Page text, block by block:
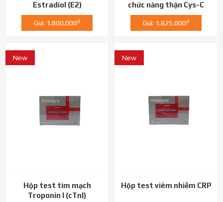
Estradiol (E2)
Giá: 1.800.000đ
chức năng thận Cys-C
Giá: 1.825.000đ
New
Hộp test tim mạch
Troponin I (cTnI)
New
Hộp test viêm nhiễm CRP